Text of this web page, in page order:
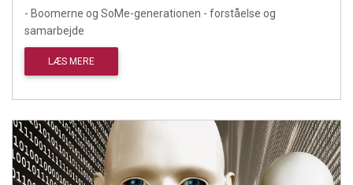
- Boomerne og SoMe-generationen - forståelse og
samarbejde
LÆS MERE